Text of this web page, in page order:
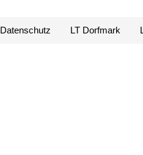
Datenschutz LT Dorfmark